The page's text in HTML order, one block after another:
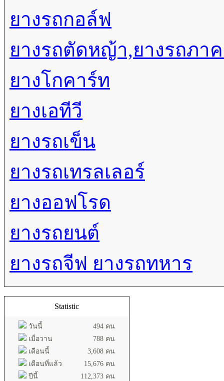
ยางรถกอล์ฟ
ยางรถตัดหญ้า,ยางรถภา
ยางโกคาร์ท
ยางเอทีวี
ยางรถเข็น
ยางรถเทรลเลอร์
ยางออฟโรด
ยางรถยนต์
ยางรถจีฟ ยางรถทหาร
Statistic
วันนี้
494 คน
เมื่อวาน
788 คน
เดือนนี้
3,608 คน
เดือนที่แล้ว
15,676 คน
ปีนี้
112,373 คน